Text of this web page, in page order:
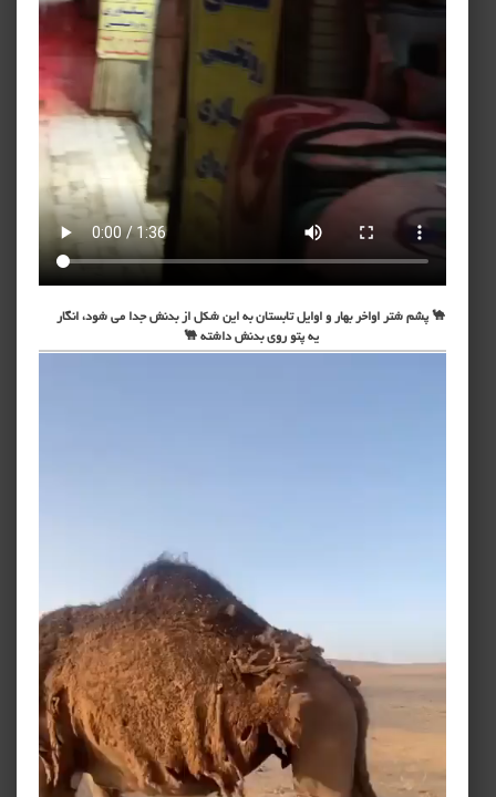
🐪 پشم شتر اواخر بهار و اوایل تابستان به این شکل از بدنش جدا می شود، انگار
یه پتو روی بدنش داشته 🐫